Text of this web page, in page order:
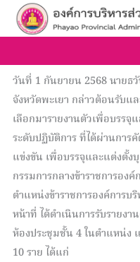
Skip
วันที่ 1 กันยายน 2568 นายธ
จังหวัดพะเยา กล่าวต้อนรับ
เลือกมารายงานตัวเพื่อบรร
ระดับปฏิบัติการ ที่ได้ผ่านการ
แข่งขัน เพื่อบรรจุและแต่งตั้
กรรมการกลางข้าราชการอง
ตำแหน่งข้าราชการองค์การบ
หน้าที่ ได้ดำเนินการรับรายง
ห้องประชุมชั้น 4 ในตำแหน่ง
10 ราย ได้แก่